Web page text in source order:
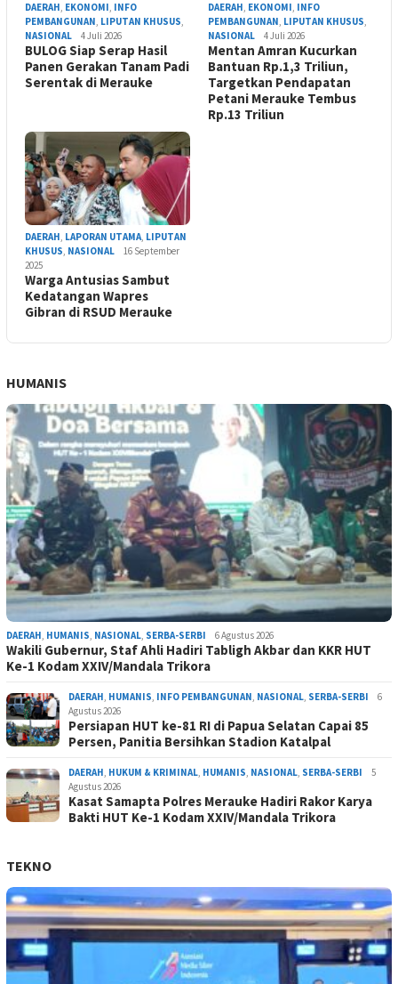
DAERAH, EKONOMI, INFO
PEMBANGUNAN, LIPUTAN KHUSUS,
NASIONAL
4 Juli 2026
BULOG Siap Serap Hasil
Panen Gerakan Tanam Padi
Serentak di Merauke
DAERAH, EKONOMI, INFO
PEMBANGUNAN, LIPUTAN KHUSUS,
NASIONAL
4 Juli 2026
Mentan Amran Kucurkan
Bantuan Rp.1,3 Triliun,
Targetkan Pendapatan
Petani Merauke Tembus
Rp.13 Triliun
DAERAH LAPORAN UTAMA LIPUTAN
KHUSUS NASIONAL
16 September
2025
Warga Antusias Sambut
Kedatangan Wapres
Gibran di RSUD Merauke
HUMANIS
DAERAH, HUMANIS, NASIONAL, SERBA-SERBI 6 Agustus 2026
Wakili Gubernur, Staf Ahli Hadiri Tabligh Akbar dan KKR HUT
Ke-1 Kodam XXIV/Mandala Trikora
DAERAH, HUMANIS, INFO PEMBANGUNAN, NASIONAL, SERBA-SERBI
6
Agustus 2026
Persiapan HUT ke-81 RI di Papua Selatan Capai 85
Persen, Panitia Bersihkan Stadion Katalpal
DAERAH, HUKUM & KRIMINAL, HUMANIS, NASIONAL, SERBA-SERBI
5
Agustus 2026
Kasat Samapta Polres Merauke Hadiri Rakor Karya
Bakti HUT Ke-1 Kodam XXIV/Mandala Trikora
TEKNO